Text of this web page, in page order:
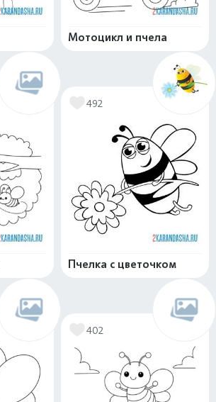
Мотоцикл и пчела
492
Пчелка с цветочком
402